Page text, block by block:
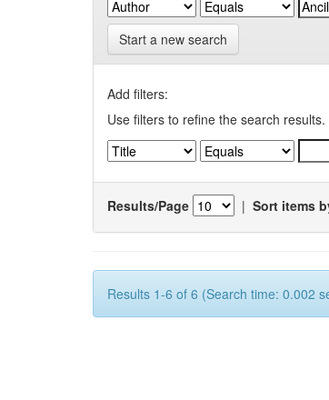
Start a new search
Add filters:
Use filters to refine the search results.
Results/Page | Sort items
Results 1-6 of 6 (Search time: 0.002